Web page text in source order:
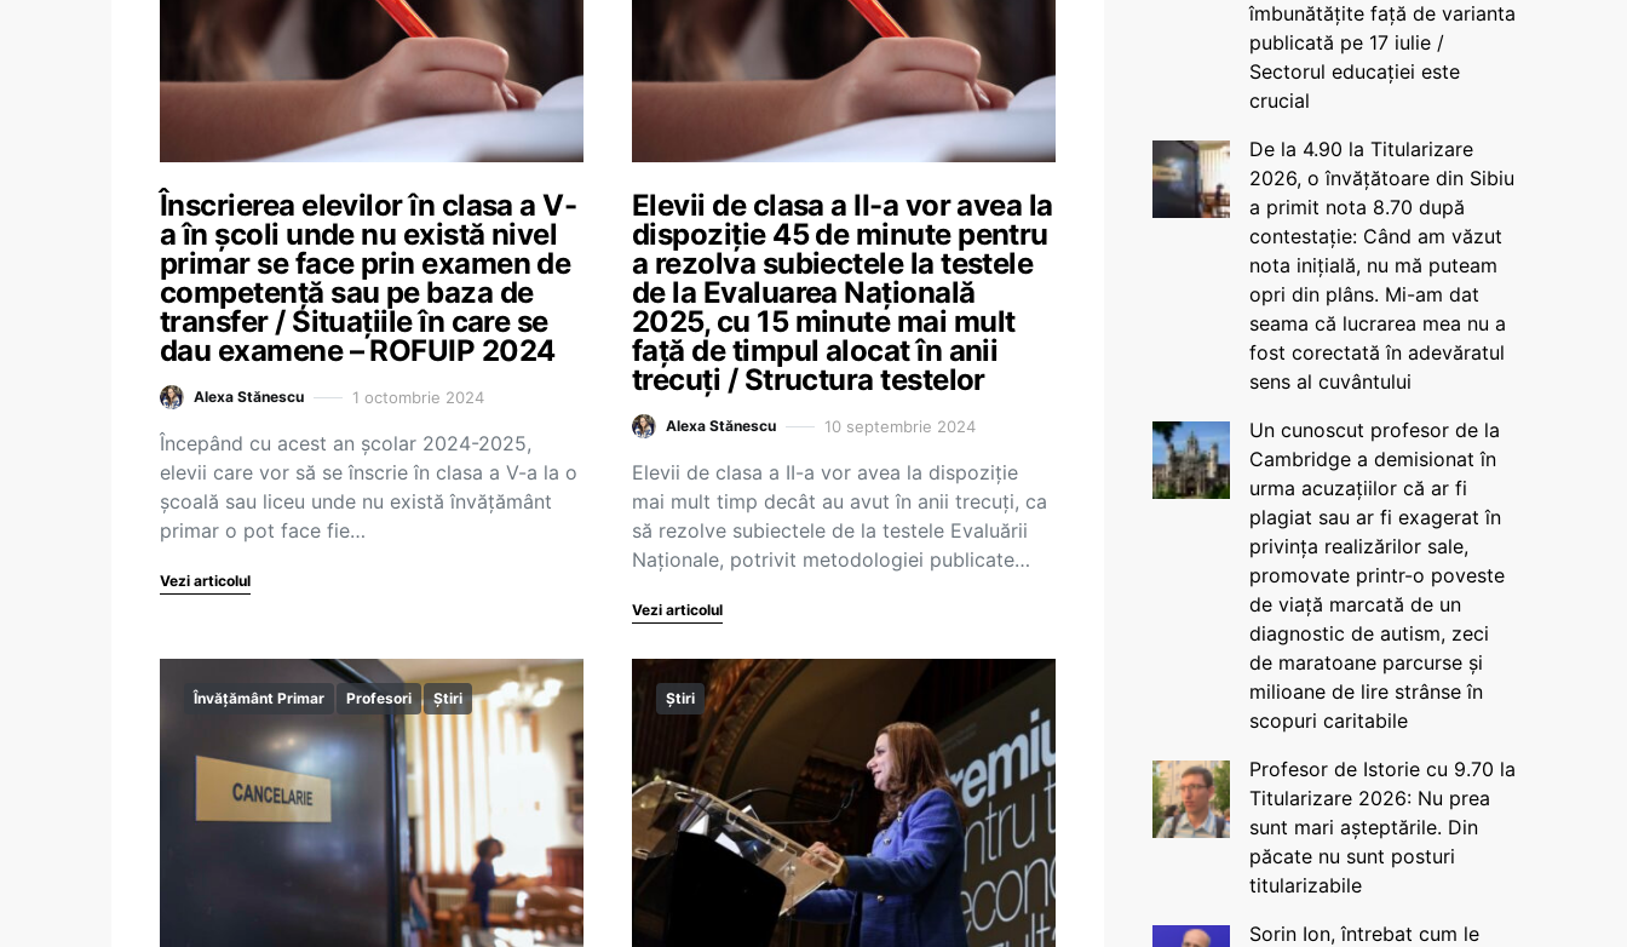
Înscrierea elevilor în clasa a V-
a în școli unde nu există nivel
primar se face prin examen de
competență sau pe baza de
transfer / Situațiile în care se
dau examene – ROFUIP 2024
Alexa Stănescu 1 octombrie 2024
Începând cu acest an școlar 2024-2025,
elevii care vor să se înscrie în clasa a V-a la o
școală sau liceu unde nu există învățământ
primar o pot face fie…
Vezi articolul
Elevii de clasa a II-a vor avea la
dispoziție 45 de minute pentru
a rezolva subiectele la testele
de la Evaluarea Națională
2025, cu 15 minute mai mult
față de timpul alocat în anii
trecuți / Structura testelor
Alexa Stănescu 10 septembrie 2024
Elevii de clasa a II-a vor avea la dispoziție
mai mult timp decât au avut în anii trecuți, ca
să rezolve subiectele de la testele Evaluării
Naționale, potrivit metodologiei publicate…
Vezi articolul
Învățământ Primar Profesori Știri Știri
îmbunătățite față de varianta
publicată pe 17 iulie /
Sectorul educației este
crucial
De la 4.90 la Titularizare
2026, o învățătoare din Sibiu
a primit nota 8.70 după
contestație: Când am văzut
nota inițială, nu mă puteam
opri din plâns. Mi-am dat
seama că lucrarea mea nu a
fost corectată în adevăratul
sens al cuvântului
Un cunoscut profesor de la
Cambridge a demisionat în
urma acuzațiilor că ar fi
plagiat sau ar fi exagerat în
privința realizărilor sale,
promovate printr-o poveste
de viață marcată de un
diagnostic de autism, zeci
de maratoane parcurse și
milioane de lire strânse în
scopuri caritabile
Profesor de Istorie cu 9.70 la
Titularizare 2026: Nu prea
sunt mari așteptările. Din
păcate nu sunt posturi
titularizabile
Sorin Ion, întrebat cum le